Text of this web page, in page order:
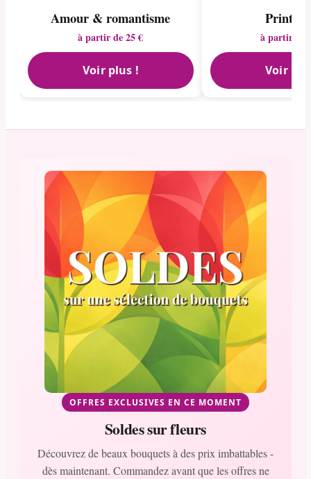
Amour & romantisme
à partir de 25 €
Voir plus !
à partir de
Voir
OFFRES EXCLUSIVES EN CE MOMENT
Soldes sur fleurs
Découvrez de beaux bouquets à des prix imbattables -
dès maintenant. Commandez avant que les offres ne